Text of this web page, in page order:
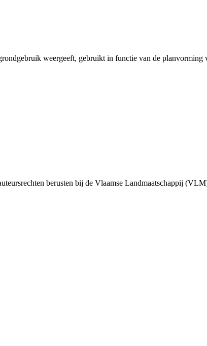
weergeeft, gebruikt in functie van de
berusten bij de Vlaamse Landmaatschappij